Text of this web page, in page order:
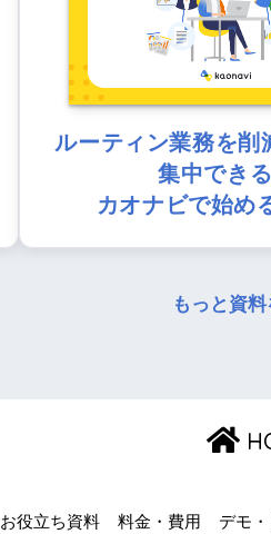
ルーティン業務を削
集中できる
カオナビで始め
もっと資
お役立ち資料 料金・費用 デモ